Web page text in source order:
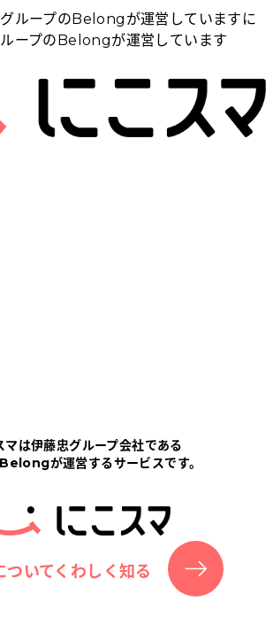
ループのBelongが運営しています に
ープのBelongが運営しています
いて
ター
マは伊藤忠グループ会社である
が運営するサービスです。
ついてくわしく知る